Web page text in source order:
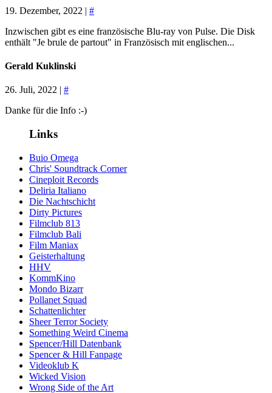
19. Dezember, 2022 | #
Inzwischen gibt es eine französische Blu-ray von Pulse. Die Disk
enthält "Je brule de partout" in Französisch mit englischen...
Gerald Kuklinski
26. Juli, 2022 | #
Danke für die Info :-)
Links
Buio Omega
Chris' Soundtrack Corner
Cineploit Records
Deliria Italiano
Die Nachtschicht
Dirty Pictures
Filmclub 813
Filmclub Bali
Film Maniax
Geisterhaltung
HHV
KommKino
Mondo Bizarr
Pollanet Squad
Schattenlichter
Sheer Terror Society
Something Weird Cinema
Spencer/Hill Datenbank
Spencer & Hill Fanpage
Videoklub K
Wicked Vision
Wrong Side of the Art